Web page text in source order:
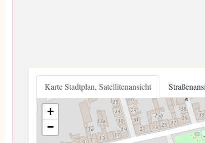
Karte Stadtplan, Satellitenansicht
+
−